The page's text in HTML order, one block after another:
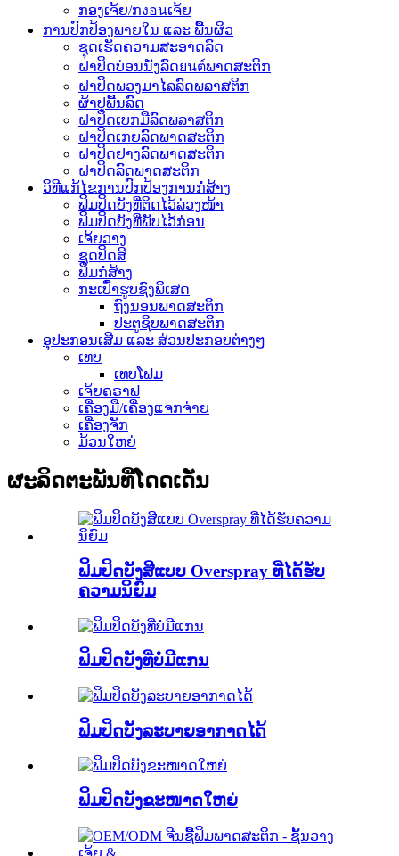
ກອງເຈ້ຍ/ກงอนເຈ້ຍ
ການປົກປ້ອງພາຍໃນ ແລະ ພື້ນຜິວ
ຊຸດເຮັດຄວາມສະອາດລົດ
ຝາປິດບ່ອນນັ່ງລົດยนต์ພາດສະຕິກ
ຝາປິດພວງມາໄລລົດພລາສຕິກ
ຜ້າປູພື້ນລົດ
ຝາປິດເບກມືລົດພລາສຕິກ
ຝາປິດເກຍລົດພາດສະຕິກ
ຝາປິດຢາງລົດພາດສະຕິກ
ຝາປິດລົດພາດສະຕິກ
ວິທີແກ້ໄຂການປົກປ້ອງການກໍ່ສ້າງ
ຟິມປິດບັງທີ່ຕິດໄວ້ລ່ວງໜ້າ
ຟິມປິດບັງທີ່ພັບໄວ້ກ່ອນ
ເຈ້ຍວາງ
ຊຸດປິດສີ
ຟິມກໍ່ສ້າງ
ກະເປົ໋າຮູບຊົງພິເສດ
ຖົງນອນພາດສະຕິກ
ປະຕູຊິບພາດສະຕິກ
ອຸປະກອນເສີມ ແລະ ສ່ວນປະກອບຕ່າງໆ
ເທບ
ເທບໂຟມ
ເຈ້ຍຄຣາຟ
ເຄື່ອງມື/ເຄື່ອງແຈກຈ່າຍ
ເຄື່ອງຈັກ
ມ້ວນໃຫຍ່
ຜະລິດຕະພັນທີ່ໂດດເດັ່ນ
ຟິມປິດບັງສີແບບ Overspray ທີ່ໄດ້ຮັບ
ຄວາມນິຍົມ
ຟິມປິດບັງທີ່ບໍ່ມີແກນ
ຟິມປິດບັງລະບາຍອາກາດໄດ້
ຟິມປິດບັງຂະໜາດໃຫຍ່